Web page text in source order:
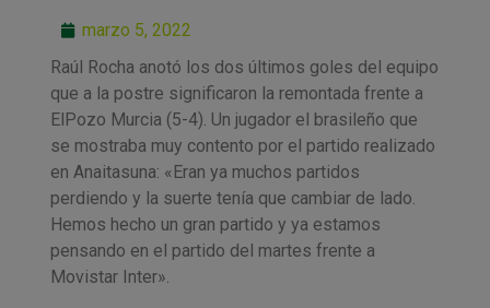
marzo 5, 2022
Raúl Rocha anotó los dos últimos goles del equipo
que a la postre significaron la remontada frente a
ElPozo Murcia (5-4). Un jugador el brasileño que
se mostraba muy contento por el partido realizado
en Anaitasuna: «Eran ya muchos partidos
perdiendo y la suerte tenía que cambiar de lado.
Hemos hecho un gran partido y ya estamos
pensando en el partido del martes frente a
Movistar Inter».